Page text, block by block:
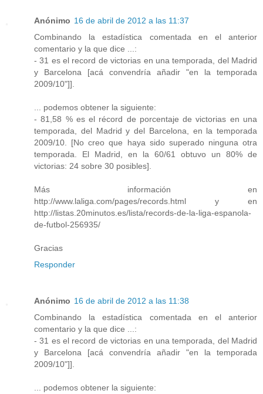
Anónimo 16 de abril de 2012 a las 11:37
Combinando la estadística comentada en el anterior
comentario y la que dice ...:
- 31 es el record de victorias en una temporada, del Madrid
y Barcelona [acá convendría añadir "en la temporada
2009/10"]].
... podemos obtener la siguiente:
- 81,58 % es el récord de porcentaje de victorias en una
temporada, del Madrid y del Barcelona, en la temporada
2009/10. [No creo que haya sido superado ninguna otra
temporada. El Madrid, en la 60/61 obtuvo un 80% de
victorias: 24 sobre 30 posibles].
Más información en
http://www.laliga.com/pages/records.html y en
http://listas.20minutos.es/lista/records-de-la-liga-espanola-
de-futbol-256935/
Gracias
Responder
Anónimo 16 de abril de 2012 a las 11:38
Combinando la estadística comentada en el anterior
comentario y la que dice ...:
- 31 es el record de victorias en una temporada, del Madrid
y Barcelona [acá convendría añadir "en la temporada
2009/10"]].
... podemos obtener la siguiente: